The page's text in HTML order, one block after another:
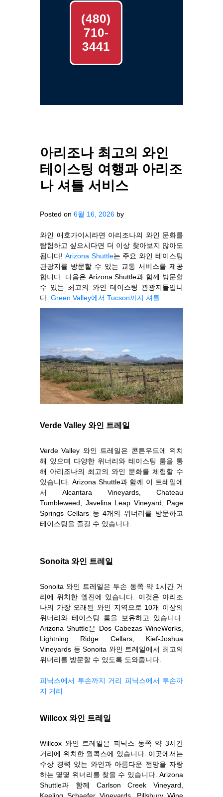
(480)
710-
3441
아리조나 최고의 와인
테이스팅 여행과 아리조
나 셔틀 서비스
Posted on 6월 16, 2026 by
와인 애호가이시라면 아리조나의 와인 문화를
탐험하고 싶으시다면 더 이상 찾아보지 않아도
됩니다! Arizona Shuttle는 주요 와인 테이스팅
관광지를 방문할 수 있는 교통 서비스를 제공
합니다. 다음은 Arizona Shuttle과 함께 방문할
수 있는 최고의 와인 테이스팅 관광지들입니
다. Green Valley에서 Tucson까지 셔틀
Verde Valley 와인 트레일
Verde Valley 와인 트레일은 콘튼우드에 위치
해 있으며 다양한 위너리와 테이스팅 룸을 통
해 아리조나의 최고의 와인 문화를 체험할 수
있습니다. Arizona Shuttle과 함께 이 트레일에
서 Alcantara Vineyards, Chateau
Tumbleweed, Javelina Leap Vineyard, Page
Springs Cellars 등 4개의 위너리를 방문하고
테이스팅을 즐길 수 있습니다.
Sonoita 와인 트레일
Sonoita 와인 트레일은 투손 동쪽 약 1시간 거
리에 위치한 엘진에 있습니다. 이것은 아리조
나의 가장 오래된 와인 지역으로 10개 이상의
위너리와 테이스팅 룸을 보유하고 있습니다.
Arizona Shuttle은 Dos Cabezas WineWorks,
Lightning Ridge Cellars, Kief-Joshua
Vineyards 등 Sonoita 와인 트레일에서 최고의
위너리를 방문할 수 있도록 도와줍니다.
피닉스에서 투손까지 거리 피닉스에서 투손까
지 거리
Willcox 와인 트레일
Willcox 와인 트레일은 피닉스 동쪽 약 3시간
거리에 위치한 윌콕스에 있습니다. 이곳에서는
수상 경력 있는 와인과 아름다운 전망을 자랑
하는 몇몇 위너리를 찾을 수 있습니다. Arizona
Shuttle과 함께 Carlson Creek Vineyard,
Keeling Schaefer Vineyards, Pillsbury Wine